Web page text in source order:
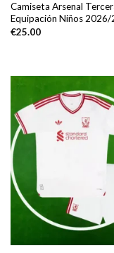
Camiseta Arsenal
Equipación Niños
€25.00